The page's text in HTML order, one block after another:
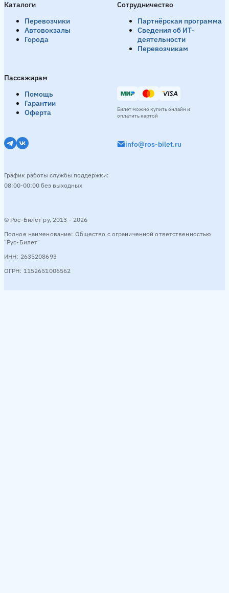
Утро 07:10 08:00
Смотреть расписание
Утро 10:00 11:00
Смотреть расписание
Киров → Елабуга 2 рейсa в день
Утро
06:45
Смотреть расписание
Набережные Челны → Елабуга
Смотреть расписание
Каталоги
Перевозчики
Автовокзалы
Города
Пассажирам
Помощь
Гарантии
Оферта
Сотрудничество
Партнёрская программа
Сведения об ИТ-
деятельности
Перевозчикам
© Рос-Билет ру, 2013 - 2026
Полное наименование: Общество с ограниченной ответственностью
"Рус-Билет"
ИНН: 2635208693
ОГРН: 1152651006562
info@ros-bilet.ru
График работы службы поддержки:
08:00-00:00 без выходных
Билет можно купить онлайн и
оплатить картой